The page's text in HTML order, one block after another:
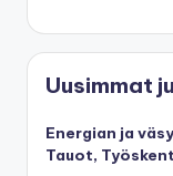
Uusimmat
Energian ja
Tauot,